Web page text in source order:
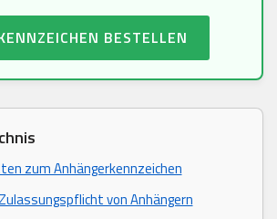
BESTELLEN
zum Anhängerkennzeichen
von Anhängern